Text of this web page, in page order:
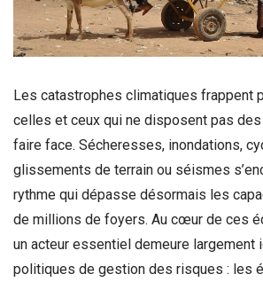
Les catastrophes climatiques frappent
celles et ceux qui ne disposent pas
faire face. Sécheresses, inondations,
glissements de terrain ou séismes
rythme qui dépasse désormais les
de millions de foyers. Au cœur de ces
un acteur essentiel demeure largement
politiques de gestion des risques : les